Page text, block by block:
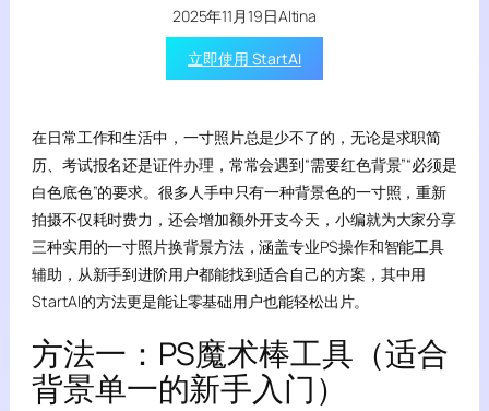
2025年11月19日Altina
立即使用 StartAI
在日常工作和生活中，一寸照片总是少不了的，无论是求职简
历、考试报名还是证件办理，常常会遇到“需要红色背景”“必须是
白色底色”的要求。很多人手中只有一种背景色的一寸照，重新
拍摄不仅耗时费力，还会增加额外开支今天，小编就为大家分享
三种实用的一寸照片换背景方法，涵盖专业PS操作和智能工具
辅助，从新手到进阶用户都能找到适合自己的方案，其中用
StartAI的方法更是能让零基础用户也能轻松出片。
方法一：PS魔术棒工具（适合
背景单一的新手入门）